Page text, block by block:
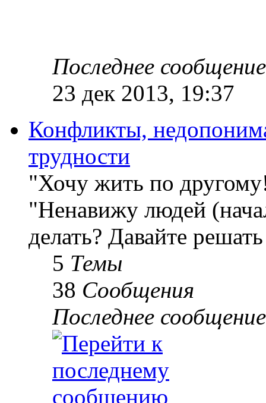
Последнее сообщение
23 дек 2013, 19:37
Конфликты,
трудности
"Хочу жить по
"Ненавижу людей
делать? Давайте
5 Темы
38 Сообщения
Последнее сообщение